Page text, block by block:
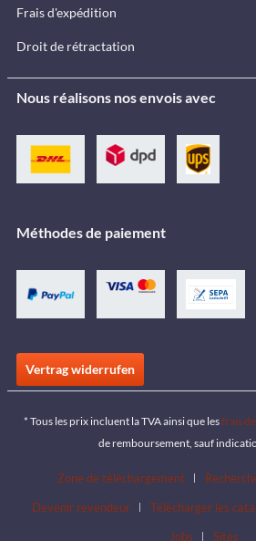
Frais d'expédition
Droit de rétractation
Nous réalisons nos envois avec
Méthodes de paiement
Vertrag widerrufen
* Tous les prix incluent la TVA ainsi que lesfrais
de remboursement, sauf
Zone de téléchargement
Devenir revendeur
Télécharger les
Jobs
Sites